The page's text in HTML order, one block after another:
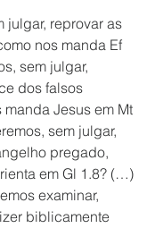
julgar, reprovar as
nos manda Ef
sem julgar,
dos falsos
manda Jesus em Mt
sem julgar,
pregado,
em Gl 1.8? (…)
examinar,
biblicamente